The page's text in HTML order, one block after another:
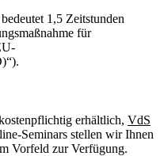
1,5 Zeitstunden
für
erhältlich, VdS
Seminars stellen wir Ihnen
Vorfeld zur Verfügung.